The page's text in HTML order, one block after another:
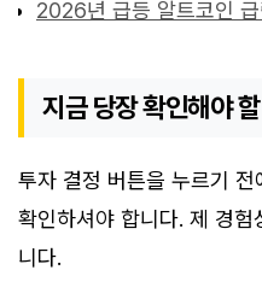
2026년 급등 알트코인
지금 당장 확인해야
투자 결정 버튼을 누르기
확인하셔야 합니다. 제 경
니다.